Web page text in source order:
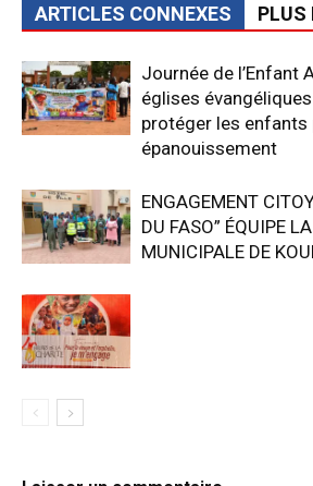
ARTICLES CONNEXES PLUS
‎Journée de l’Enfant
églises
protéger les
épanouissement
ENGAGEMENT
DU FASO” ÉQUIPE
MUNICIPALE DE